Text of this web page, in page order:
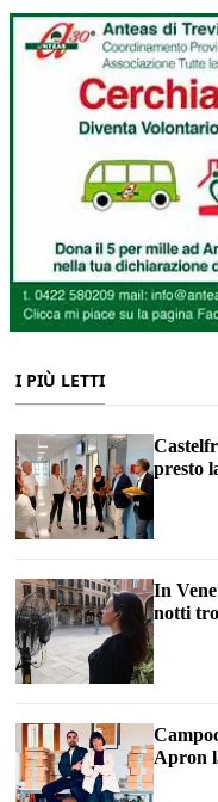
I PIÙ LETTI
presto
In
notti
Apron